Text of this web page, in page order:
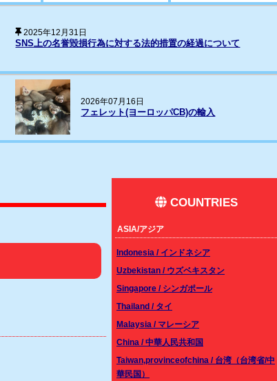
2026年07月17日
Food & BEVARAGE事業部を解説
2026年05月28日
パームシベット(Southern line)CBベビーが入
荷しました。
COUNTRIES
ASIA/アジア
Indonesia / インドネシア
Uzbekistan / ウズベキスタン
Singapore / シンガポール
Thailand / タイ
Malaysia / マレーシア
China / 中華人民共和国
Taiwan,provinceofchina / 台湾（台湾省/中
華民国）